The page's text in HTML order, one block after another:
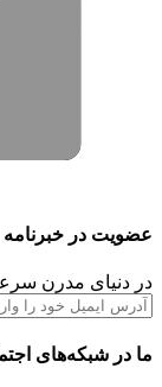
عضویت در خبرنامه
در دنیای مدرن
ما در شبکه‌های